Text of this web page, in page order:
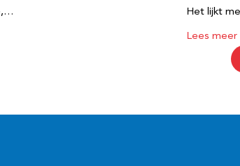
Het lijkt
Lees meer